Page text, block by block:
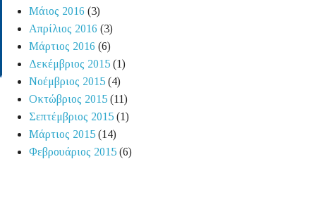
Μάιος 2016 (3)
Απρίλιος 2016 (3)
Μάρτιος 2016 (6)
Δεκέμβριος 2015 (1)
Νοέμβριος 2015 (4)
Οκτώβριος 2015 (11)
Σεπτέμβριος 2015 (1)
Μάρτιος 2015 (14)
Φεβρουάριος 2015 (6)